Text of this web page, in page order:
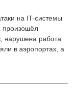
на IT-системы
произошёл
нарушена работа
в аэропортах, а